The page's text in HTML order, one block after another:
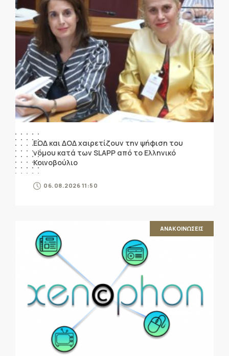
ΕΟΔ και ΔΟΔ χαιρετίζουν την ψήφιση του
νόμου κατά των SLAPP από το Ελληνικό
Κοινοβούλιο
06.08.2026 11:50
ΑΝΑΚΟΙΝΩΣΕΙΣ